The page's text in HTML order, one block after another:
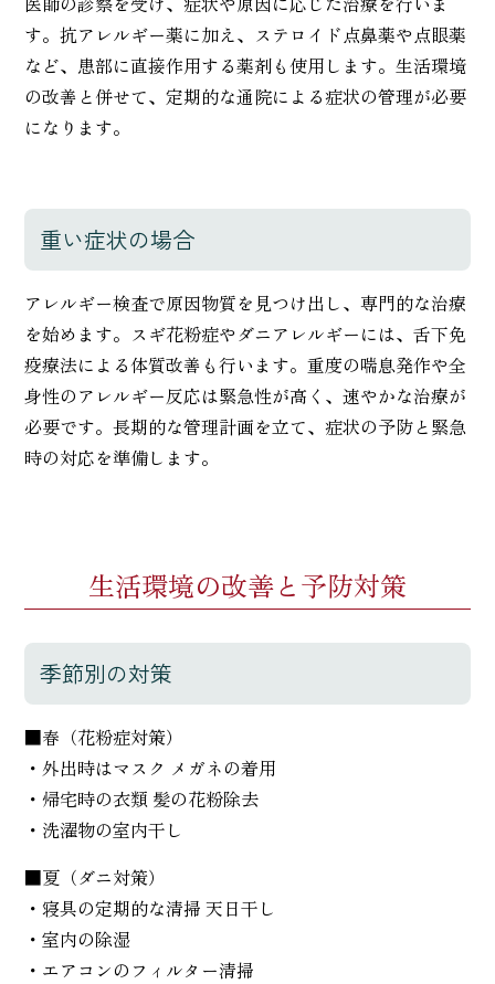
す。抗アレルギー薬に加え、ステロイド点鼻薬や点眼薬
など、患部に直接作用する薬剤も使用します。生活環境
の改善と併せて、定期的な通院による症状の管理が必要
になります。
重い症状の場合
アレルギー検査で原因物質を見つけ出し、専門的な治療
を始めます。スギ花粉症やダニアレルギーには、舌下免
疫療法による体質改善も行います。重度の喘息発作や全
身性のアレルギー反応は緊急性が高く、速やかな治療が
必要です。長期的な管理計画を立て、症状の予防と緊急
時の対応を準備します。
生活環境の改善と予防対策
季節別の対策
■春（花粉症対策）
・外出時はマスク メガネの着用
・帰宅時の衣類 髪の花粉除去
・洗濯物の室内干し
■夏（ダニ対策）
・寝具の定期的な清掃 天日干し
・室内の除湿
・エアコンのフィルター清掃